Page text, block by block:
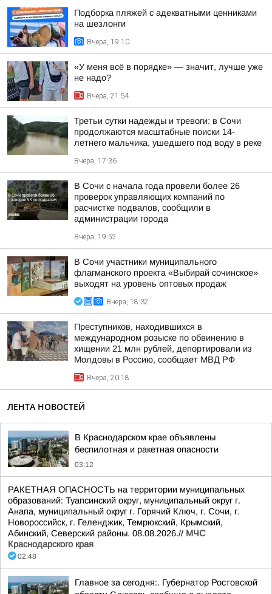
Подборка пляжей с адекватными ценниками
на шезлонги
Вчера, 19:10
«У меня всё в порядке» — значит, лучше уже
не надо?
Вчера, 21:54
Третьи сутки надежды и тревоги: в Сочи
продолжаются масштабные поиски 14-
летнего мальчика, ушедшего под воду в реке
Вчера, 17:36
В Сочи с начала года провели более 26
проверок управляющих компаний по
расчистке подвалов, сообщили в
администрации города
Вчера, 19:52
В Сочи участники муниципального
флагманского проекта «Выбирай сочинское»
выходят на уровень оптовых продаж
Вчера, 18:32
Преступников, находившихся в
международном розыске по обвинению в
хищении 21 млн рублей, депортировали из
Молдовы в Россию, сообщает МВД РФ
Вчера, 20:18
ЛЕНТА НОВОСТЕЙ
В Краснодарском крае объявлены
беспилотная и ракетная опасности
03:12
РАКЕТНАЯ ОПАСНОСТЬ на территории муниципальных
образований: Туапсинский округ, муниципальный округ г.
Анапа, муниципальный округ г. Горячий Ключ, г. Сочи, г.
Новороссийск, г. Геленджик, Темрюкский, Крымский,
Абинский, Северский районы. 08.08.2026.// МЧС
Краснодарского края
02:48
Главное за сегодня:. Губернатор Ростовской